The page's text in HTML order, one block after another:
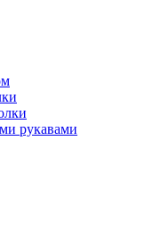
рукавами